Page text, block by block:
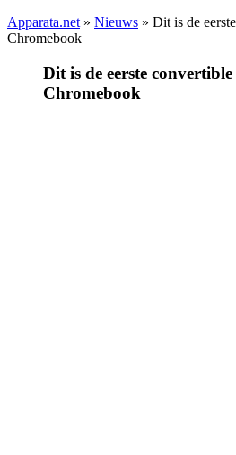
Apparata.net » Nieuws » Dit is de
Chromebook
Dit is de eerste
Chromebook